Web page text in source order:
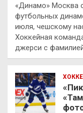
«Динамо» Москва
футбольных
июля, чешскому
Хоккейная
джерси с фамилией